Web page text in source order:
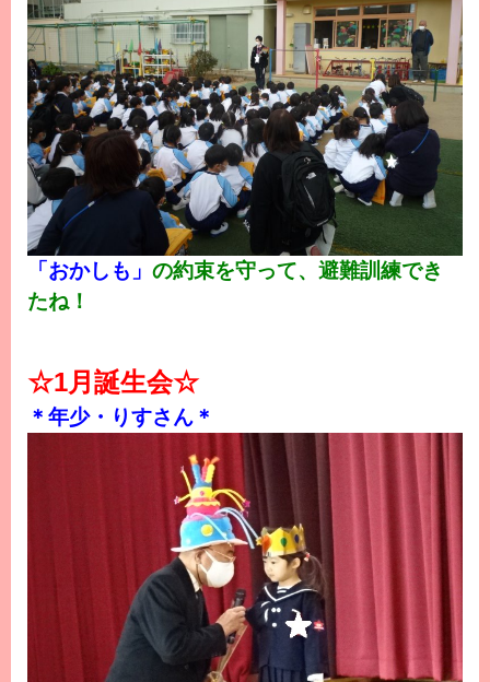
「おかしも」 の約束を守って、避難訓練でき
たね！
☆1月誕生会☆
＊年少・りすさん＊